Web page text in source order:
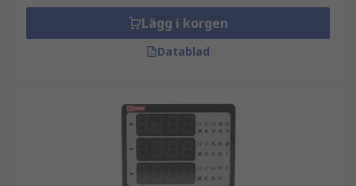
Lägg i korgen
Datablad